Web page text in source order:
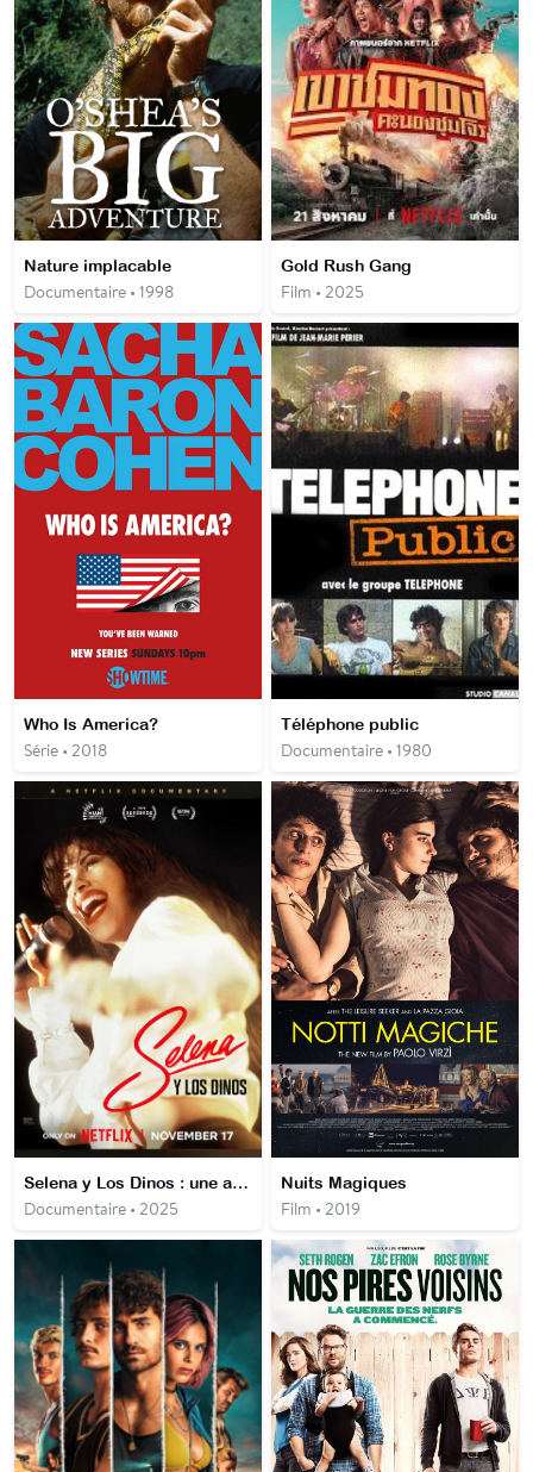
Nature implacable
Documentaire • 1998
Gold Rush Gang
Film • 2025
Who Is America?
Série • 2018
Téléphone public
Documentaire • 1980
Selena y Los Dinos : une affaire de famille
Documentaire • 2025
Nuits Magiques
Film • 2019